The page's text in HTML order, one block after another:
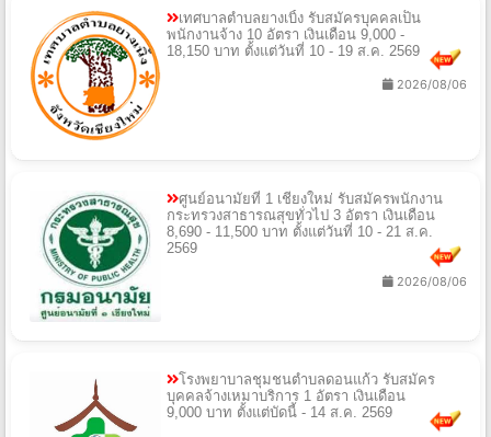
เทศบาลตำบลยางเบิ้ง รับสมัครบุคคลเป็น
พนักงานจ้าง 10 อัตรา เงินเดือน 9,000 -
18,150 บาท ตั้งแต่วันที่ 10 - 19 ส.ค. 2569
2026/08/06
ศูนย์อนามัยที่ 1 เชียงใหม่ รับสมัครพนักงาน
กระทรวงสาธารณสุขทั่วไป 3 อัตรา เงินเดือน
8,690 - 11,500 บาท ตั้งแต่วันที่ 10 - 21 ส.ค.
2569
2026/08/06
โรงพยาบาลชุมชนตำบลดอนแก้ว รับสมัคร
บุคคลจ้างเหมาบริการ 1 อัตรา เงินเดือน
9,000 บาท ตั้งแต่บัดนี้ - 14 ส.ค. 2569